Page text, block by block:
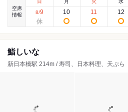
空席
情報
日
8/9
月
10
火
11
水
12
鮨しいな
新日本橋駅 214m / 寿司、日本料理、天ぷら